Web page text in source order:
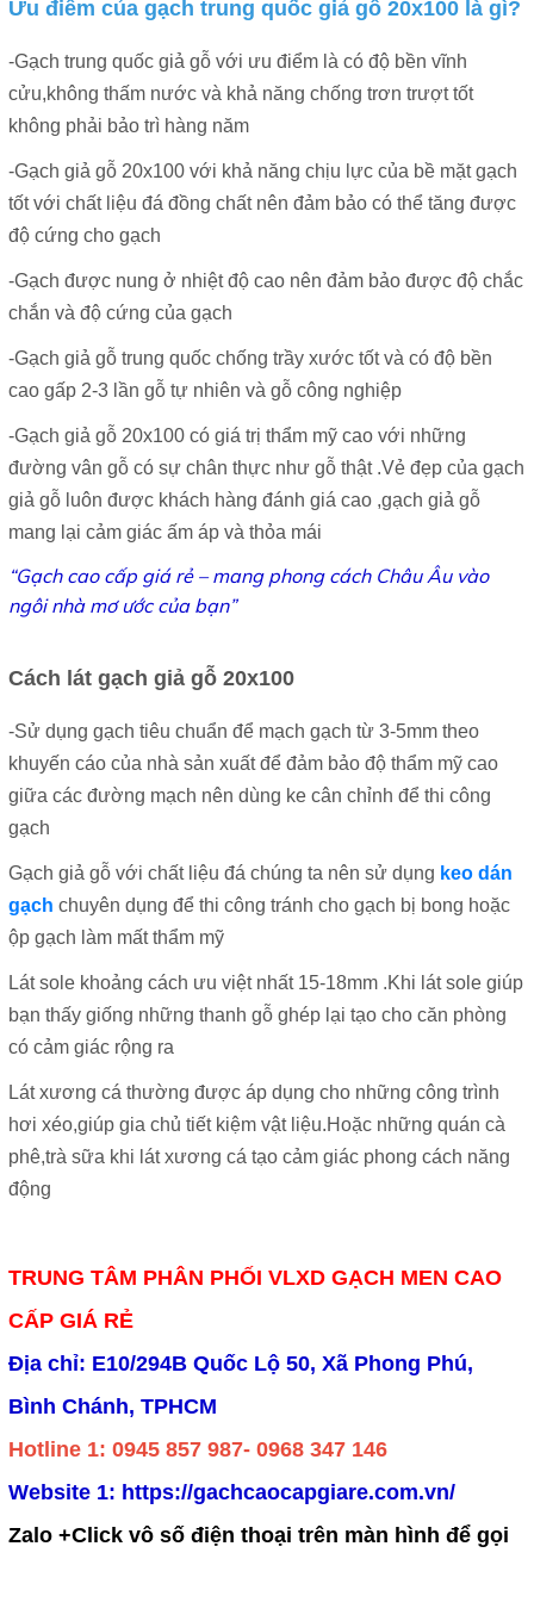
Ưu điểm của gạch trung quốc giả gỗ 20x100 là gì?
-Gạch trung quốc giả gỗ với ưu điểm là có độ bền vĩnh
cửu,không thấm nước và khả năng chống trơn trượt tốt
không phải bảo trì hàng năm
-Gạch giả gỗ 20x100 với khả năng chịu lực của bề mặt gạch
tốt với chất liệu đá đồng chất nên đảm bảo có thể tăng được
độ cứng cho gạch
-Gạch được nung ở nhiệt độ cao nên đảm bảo được độ chắc
chắn và độ cứng của gạch
-Gạch giả gỗ trung quốc chống trầy xước tốt và có độ bền
cao gấp 2-3 lần gỗ tự nhiên và gỗ công nghiệp
-Gạch giả gỗ 20x100 có giá trị thẩm mỹ cao với những
đường vân gỗ có sự chân thực như gỗ thật .Vẻ đẹp của gạch
giả gỗ luôn được khách hàng đánh giá cao ,gạch giả gỗ
mang lại cảm giác ấm áp và thỏa mái
“Gạch cao cấp giá rẻ – mang phong cách Châu Âu vào
ngôi nhà mơ ước của bạn”
Cách lát gạch giả gỗ 20x100
-Sử dụng gạch tiêu chuẩn để mạch gạch từ 3-5mm theo
khuyến cáo của nhà sản xuất để đảm bảo độ thẩm mỹ cao
giữa các đường mạch nên dùng ke cân chỉnh để thi công
gạch
Gạch giả gỗ với chất liệu đá chúng ta nên sử dụng keo dán
gạch chuyên dụng để thi công tránh cho gạch bị bong hoặc
ộp gạch làm mất thẩm mỹ
Lát sole khoảng cách ưu việt nhất 15-18mm .Khi lát sole giúp
bạn thấy giống những thanh gỗ ghép lại tạo cho căn phòng
có cảm giác rộng ra
Lát xương cá thường được áp dụng cho những công trình
hơi xéo,giúp gia chủ tiết kiệm vật liệu.Hoặc những quán cà
phê,trà sữa khi lát xương cá tạo cảm giác phong cách năng
động
TRUNG TÂM PHÂN PHỐI VLXD GẠCH MEN CAO
CẤP GIÁ RẺ
Địa chỉ: E10/294B Quốc Lộ 50, Xã Phong Phú,
Bình Chánh, TPHCM
Hotline 1: 0945 857 987- 0968 347 146
Website 1: https://gachcaocapgiare.com.vn/
Zalo +Click vô số điện thoại trên màn hình để gọi